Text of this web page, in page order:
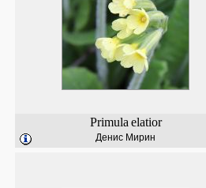
Primula elatior
Денис Мирин